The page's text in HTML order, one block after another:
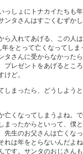
っしょにトナカイたちも
ンタさんはすごくむずか
ら入れてあげる、この人は
をとって亡くなってしま
さんに受からなかったら
プレゼントをあげるとこ
ど。
しまったら、どうしよう
亡くなってしまうよね。
まったからといって、僕
先生のお父さんは亡くな
は年をとらないんだよね
です。サンタのおじさん